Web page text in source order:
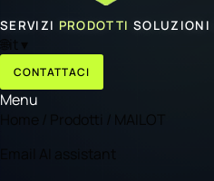
SERVIZI PRODOTTI SOLUZIONI
🌐 it ▾
CONTATTACI
Menu
Prodotti / MAILOT
Email AI assistant